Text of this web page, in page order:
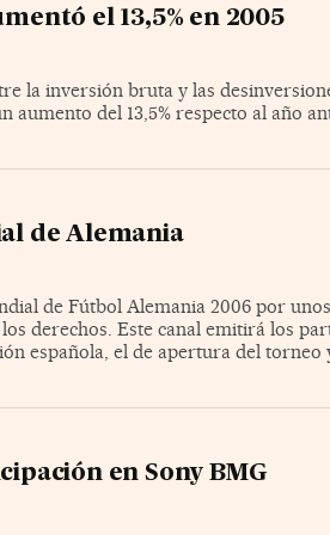
el 13,5% en 2005
la inversión bruta y las
aumento del 13,5% respecto al año
de Alemania
de Fútbol Alemania 2006 por
derechos. Este canal emitirá los
española, el de apertura del torneo
en Sony BMG